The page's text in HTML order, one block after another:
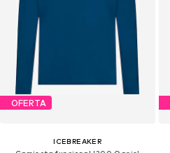
OFERTA
ICEBREAKER